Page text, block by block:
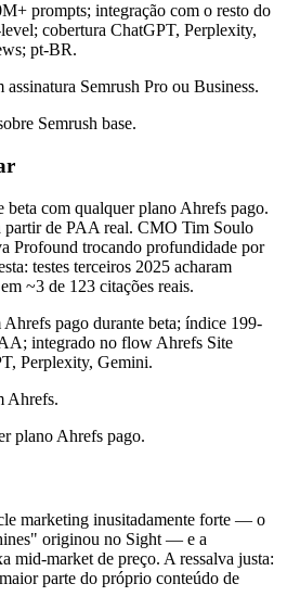
prompts; integração com o resto do
cobertura ChatGPT, Perplexity,
pt-BR.
assinatura Semrush Pro ou Business.
Semrush base.
beta com qualquer plano Ahrefs pago.
de PAA real. CMO Tim Soulo
Profound trocando profundidade por
testes terceiros 2025 acharam
~3 de 123 citações reais.
Ahrefs pago durante beta; índice 199-
integrado no flow Ahrefs Site
Perplexity, Gemini.
Ahrefs.
plano Ahrefs pago.
marketing inusitadamente forte — o
originou no Sight — e a
mid-market de preço. A ressalva justa:
parte do próprio conteúdo de